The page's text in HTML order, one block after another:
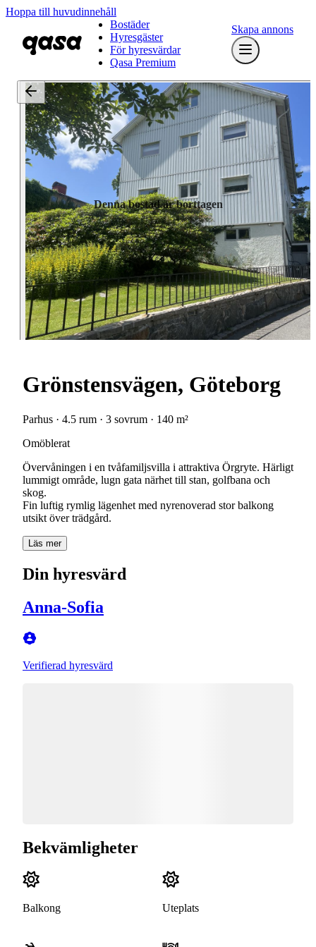
Hoppa till huvudinnehåll
Bostäder
Hyresgäster
För hyresvärdar
Qasa Premium
Skapa annons
Denna bostad är borttagen
Grönstensvägen, Göteborg
Parhus · 4.5 rum · 3 sovrum · 140 m²
Omöblerat
Övervåningen i en tvåfamiljsvilla i attraktiva Örgryte. Härligt
lummigt område, lugn gata närhet till stan, golfbana och
skog.
Fin luftig rymlig lägenhet med nyrenoverad stor balkong
utsikt över trädgård.
Läs mer
Din hyresvärd
Anna-Sofia
Verifierad hyresvärd
Bekvämligheter
Balkong Uteplats